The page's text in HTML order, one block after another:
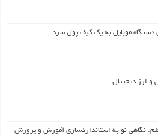
دستگاه موبایل به یک کیف‌ پول سرد
ارز دیجیتال
نگاهی نو به استانداردسازی آموزش و پرورش